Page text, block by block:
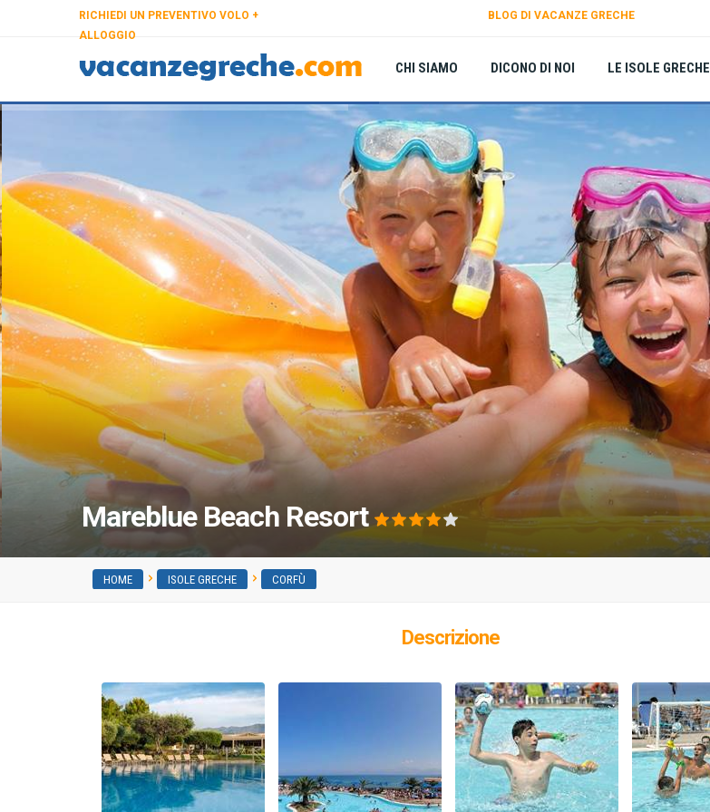
RICHIEDI UN PREVENTIVO VOLO +
ALLOGGIO
BLOG DI VACANZE GRECHE
CHI SIAMO DICONO DI NOI LE ISOLE GRECHE
Mareblue Beach Resort
HOME ISOLE GRECHE CORFÙ
Descrizione